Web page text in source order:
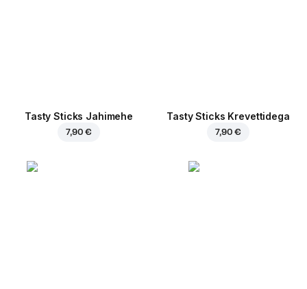
Tasty Sticks Jahimehe
7,90 €
Tasty Sticks Krevettidega
7,90 €